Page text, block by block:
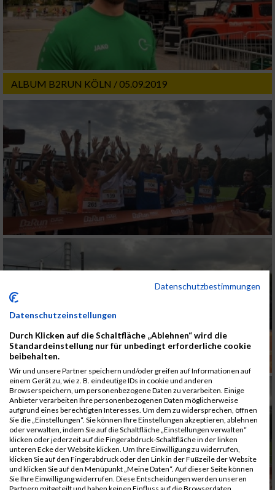
ALBUM B2RUN KÖLN / 05.09.2019
Datenschutzbestimmungen
Datenschutzeinstellungen
Durch Klicken auf die Schaltfläche „Ablehnen“ wird die
Standardeinstellung nur für unbedingt erforderliche cookie
beibehalten.
Wir und unsere Partner speichern und/oder greifen auf Informationen auf
einem Gerät zu, wie z. B. eindeutige IDs in cookie und anderen
Browserspeichern, um personenbezogene Daten zu verarbeiten. Einige
Anbieter verarbeiten Ihre personenbezogenen Daten möglicherweise
aufgrund eines berechtigten Interesses. Um dem zu widersprechen, öffnen
Sie die „Einstellungen“. Sie können Ihre Einstellungen akzeptieren, ablehnen
oder verwalten, indem Sie auf die Schaltfläche „Einstellungen verwalten“
klicken oder jederzeit auf die Fingerabdruck-Schaltfläche in der linken
unteren Ecke der Website klicken. Um Ihre Einwilligung zu widerrufen,
klicken Sie auf den Fingerabdruck oder den Link in der Fußzeile der Website
und klicken Sie auf den Menüpunkt „Meine Daten“. Auf dieser Seite können
Sie Ihre Einwilligung widerrufen. Diese Entscheidungen werden unseren
Partnern mitgeteilt und haben keinen Einfluss auf die Browserdaten.